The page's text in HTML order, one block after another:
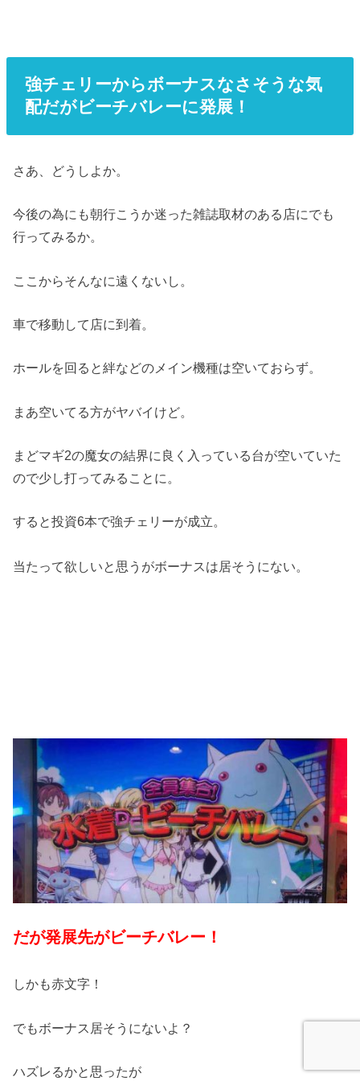
強チェリーからボーナスなさそうな気
配だがビーチバレーに発展！
さあ、どうしよか。
今後の為にも朝行こうか迷った雑誌取材のある店にでも
行ってみるか。
ここからそんなに遠くないし。
車で移動して店に到着。
ホールを回ると絆などのメイン機種は空いておらず。
まあ空いてる方がヤバイけど。
まどマギ2の魔女の結界に良く入っている台が空いていた
ので少し打ってみることに。
すると投資6本で強チェリーが成立。
当たって欲しいと思うがボーナスは居そうにない。
だが発展先がビーチバレー！
しかも赤文字！
でもボーナス居そうにないよ？
ハズレるかと思ったが